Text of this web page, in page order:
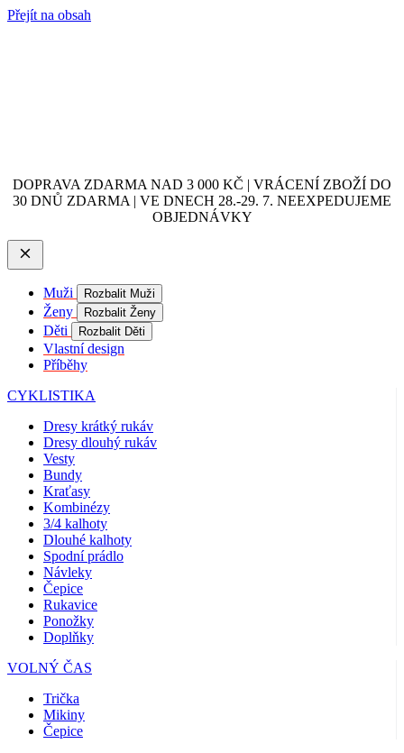
Přejít na obsah
DOPRAVA ZDARMA NAD 3 000 KČ | VRÁCENÍ ZBOŽÍ DO
30 DNŮ ZDARMA | VE DNECH 28.-29. 7. NEEXPEDUJEME
OBJEDNÁVKY
Muži Rozbalit Muži
Ženy Rozbalit Ženy
Děti Rozbalit Děti
Vlastní design
Příběhy
CYKLISTIKA
Dresy krátký rukáv
Dresy dlouhý rukáv
Vesty
Bundy
Kraťasy
Kombinézy
3/4 kalhoty
Dlouhé kalhoty
Spodní prádlo
Návleky
Čepice
Rukavice
Ponožky
Doplňky
VOLNÝ ČAS
Trička
Mikiny
Čepice